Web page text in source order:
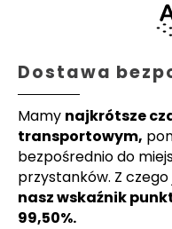
Dostawa
Mamy najkrótsze
transportowym,
bezpośrednio do
przystanków. Z
nasz wskaźnik
99,50%.